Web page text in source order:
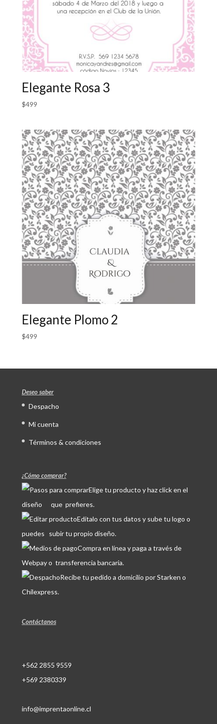
Elegante Rosa 3
$499
Elegante Plomo 2
$499
Deseo saber
Despacho
Mi cuenta
Términos & condiciones
¿Cómo comprar?
Elige tu producto y haz click en el
diseño que prefieres.
Edítalo con tus datos y sube tu logo o
puedes subir tu propio diseño.
Compra en línea y paga a través de
Webpay o transferencia bancaria.
Recibe tu pedido a domicilio por Starken o
Chilexpress.
Contáctanos
+562 2855 9559
+569 2380339
info@imprentaonline.cl